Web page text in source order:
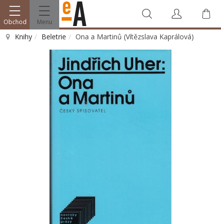
Obchod Menu
Knihy Beletrie Ona a Martinů (Vítězslava Kaprálová)